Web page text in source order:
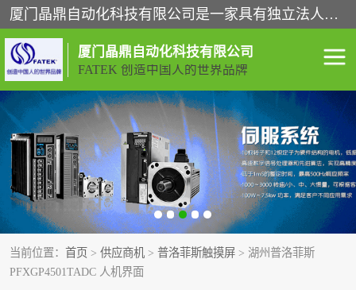
厦门晶鼎自动化科技有限公司是一家具有独立法人资格的高新技术企业；代理销售的产品有台湾威纶触摸屏，魏德米勒全系列，永宏触摸屏,威纶触摸屏,台湾威纶weinview触摸屏,台湾永宏PLC，FATEK,永宏伺服,图儿克总线，施耐德，欧姆龙，西门子，富士变频，K&N蓝系列， BUSSMANN，松下变频器，丹佛斯变频器等。
厦门晶鼎自动化科技有限公司
FATEK 创造中国人的世界品牌
当前位置： 首页 > 供应商机 > 普洛菲斯触摸屏 > 湖州普洛菲斯
PFXGP4501TADC 人机界面
闽台永宏PLC WEINVIEW闽台威纶触摸
屏
正弦变频器正弦伺服 魏德米勒接线端子
ABB电流开关 魏德米勒电源
丹佛斯变频器 MOXA通讯模块